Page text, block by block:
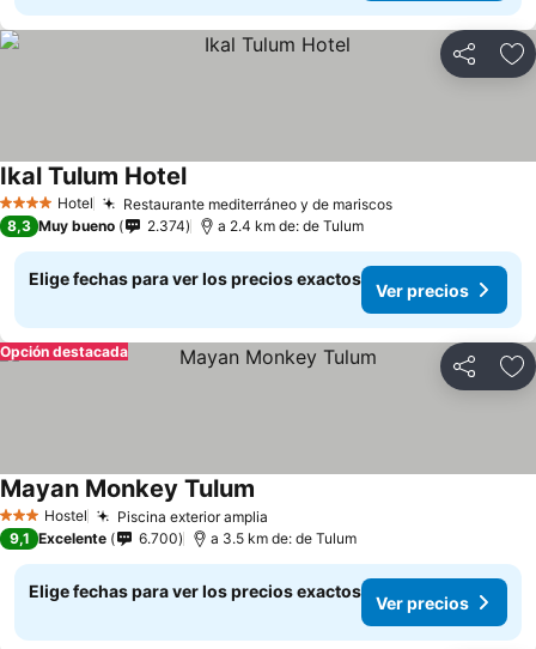
Compartir
4 EstrellasHotel Restaurante mediterráneo y de mariscos
Ikal Tulum Hotel
8,3 Muy bueno 2.374 a 2.4 km de: de Tulum
Elige fechas para ver los precios exactos
Ver precios
Compartir
Opción destacada
3 EstrellasHostel Piscina exterior amplia
Mayan Monkey Tulum
9,1 Excelente 6.700 a 3.5 km de: de Tulum
Elige fechas para ver los precios exactos
Ver precios